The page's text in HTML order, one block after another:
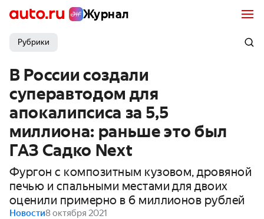
Журнал
Рубрики
В России создали
суперавтодом для
апокалипсиса за 5,5
миллиона: раньше это был
ГАЗ Садко Next
Фургон с композитным кузовом, дровяной
печью и спальными местами для двоих
оценили примерно в 6 миллионов рублей
Новости8 октября 2021